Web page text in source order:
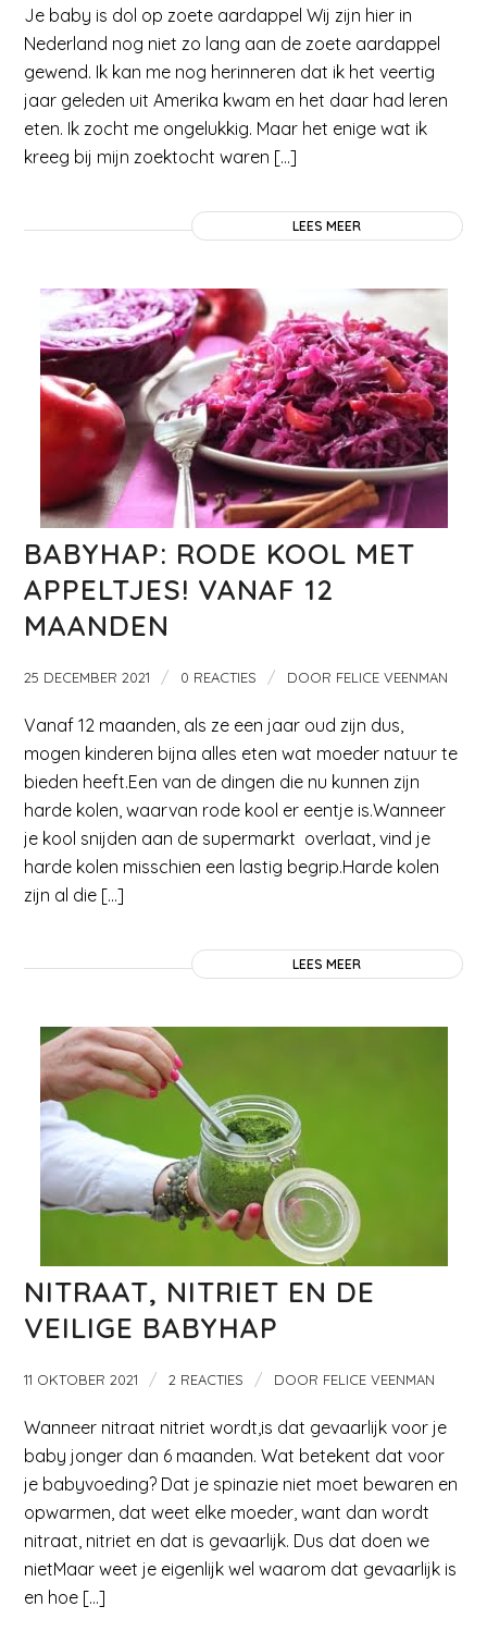
Je baby is dol op zoete aardappel Wij zijn hier in
Nederland nog niet zo lang aan de zoete aardappel
gewend. Ik kan me nog herinneren dat ik het veertig
jaar geleden uit Amerika kwam en het daar had leren
eten. Ik zocht me ongelukkig. Maar het enige wat ik
kreeg bij mijn zoektocht waren […]
LEES MEER
BABYHAP: RODE KOOL MET
APPELTJES! VANAF 12
MAANDEN
25 DECEMBER 2021 / 0 REACTIES / DOOR FELICE VEENMAN
Vanaf 12 maanden, als ze een jaar oud zijn dus,
mogen kinderen bijna alles eten wat moeder natuur te
bieden heeft.Een van de dingen die nu kunnen zijn
harde kolen, waarvan rode kool er eentje is.Wanneer
je kool snijden aan de supermarkt overlaat, vind je
harde kolen misschien een lastig begrip.Harde kolen
zijn al die […]
LEES MEER
NITRAAT, NITRIET EN DE
VEILIGE BABYHAP
11 OKTOBER 2021 / 2 REACTIES / DOOR FELICE VEENMAN
Wanneer nitraat nitriet wordt,is dat gevaarlijk voor je
baby jonger dan 6 maanden. Wat betekent dat voor
je babyvoeding? Dat je spinazie niet moet bewaren en
opwarmen, dat weet elke moeder, want dan wordt
nitraat, nitriet en dat is gevaarlijk. Dus dat doen we
nietMaar weet je eigenlijk wel waarom dat gevaarlijk is
en hoe […]